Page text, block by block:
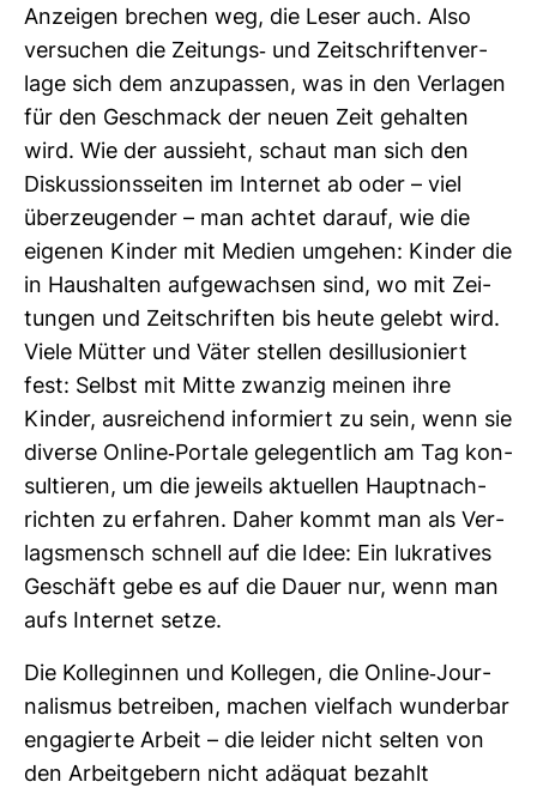
Anzeigen bre­chen weg, die Leser auch. Also
ver­su­chen die Zei­tungs-​ und Zeit­schrif­ten­ver­
lage sich dem anzu­passen, was in den Ver­lagen
für den Geschmack der neuen Zeit gehalten
wird. Wie der aus­sieht, schaut man sich den
Dis­kus­si­ons­seiten im Internet ab oder – viel
über­zeu­gender – man achtet darauf, wie die
eigenen Kinder mit Medien umgehen: Kinder die
in Haus­halten auf­ge­wachsen sind, wo mit Zei­
tungen und Zeit­schriften bis heute gelebt wird.
Viele Mütter und Väter stellen des­il­lu­sio­niert
fest: Selbst mit Mitte zwanzig meinen ihre
Kinder, aus­rei­chend infor­miert zu sein, wenn sie
diverse Online-​Por­tale gele­gent­lich am Tag kon­
sul­tieren, um die jeweils aktu­ellen Haupt­nach­
richten zu erfahren. Daher kommt man als Ver­
lags­mensch schnell auf die Idee: Ein lukra­tives
Geschäft gebe es auf die Dauer nur, wenn man
aufs Internet setze.
Die Kol­le­ginnen und Kol­legen, die Online-​Jour­
na­lismus betreiben, machen viel­fach wun­derbar
enga­gierte Arbeit – die leider nicht selten von
den Arbeit­ge­bern nicht adäquat bezahlt